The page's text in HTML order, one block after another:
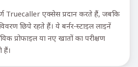
Truecaller एक्सेस प्रदान करते हैं, जबकि
छिपे रहते हैं। ये बर्नर-स्टाइल लाइनें
प्रोफाइल या नए खातों का परीक्षण
हैं।